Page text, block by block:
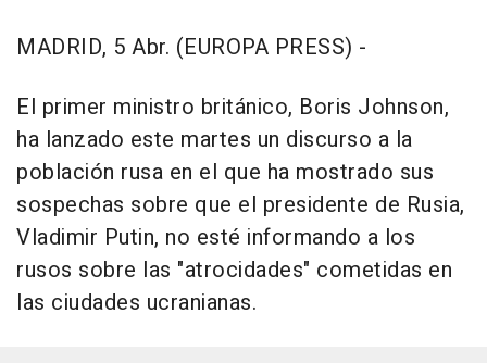
MADRID, 5 Abr. (EUROPA PRESS) -
El primer ministro británico, Boris Johnson,
ha lanzado este martes un discurso a la
población rusa en el que ha mostrado sus
sospechas sobre que el presidente de Rusia,
Vladimir Putin, no esté informando a los
rusos sobre las "atrocidades" cometidas en
las ciudades ucranianas.